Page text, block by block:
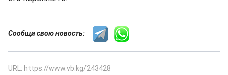
Сообщи свою новость:
URL: https://www.vb.kg/243428